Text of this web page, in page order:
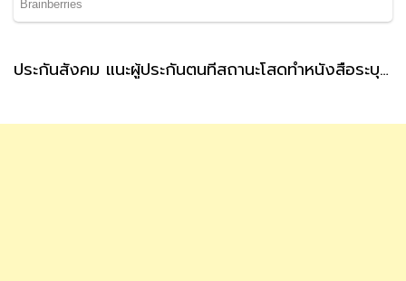
ประกันสังคม แนะผู้ประกันตนที่สถานะโสดทำหนังสือระบุผู้รับเงินสงเคราะห์ กรณีตายล่วงหน้า